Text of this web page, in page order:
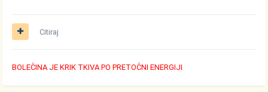
Citiraj
BOLEČINA JE KRIK TKIVA PO PRETOČNI ENERGIJI